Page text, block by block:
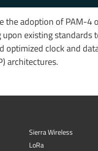
the adoption of PAM-
upon existing
optimized clock and
architectures.
Sierra Wireless
LoRa